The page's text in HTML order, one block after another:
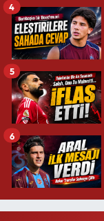
4
5
6